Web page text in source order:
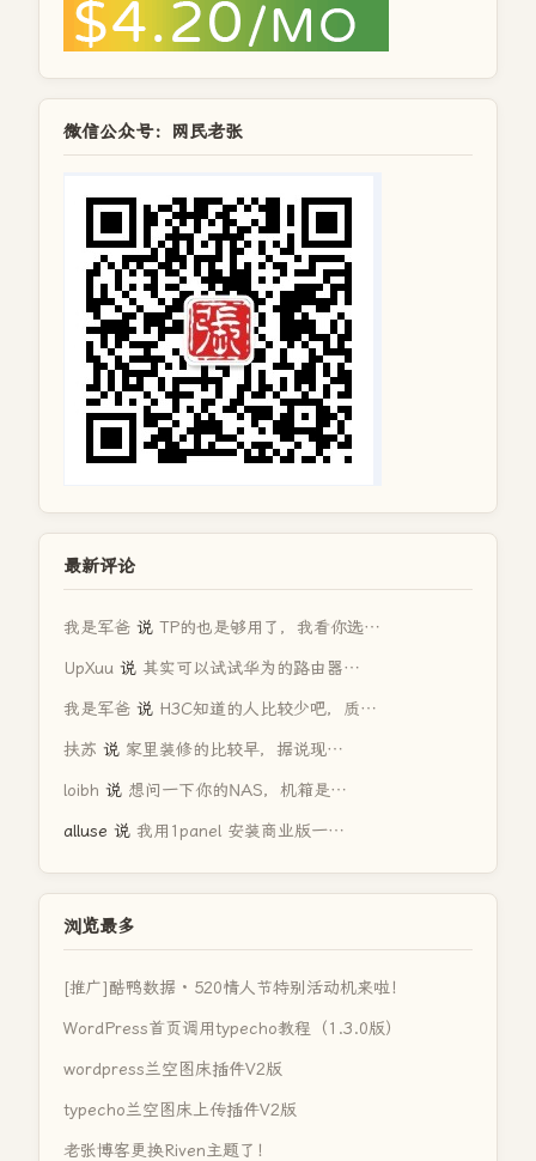
微信公众号：网民老张
最新评论
我是军爸 说 TP的也是够用了，我看你选…
UpXuu 说 其实可以试试华为的路由器…
我是军爸 说 H3C知道的人比较少吧，质…
扶苏 说 家里装修的比较早，据说现…
loibh 说 想问一下你的NAS，机箱是…
alluse 说 我用1panel 安装商业版一…
浏览最多
[推广]酷鸭数据 · 520情人节特别活动机来啦！
WordPress首页调用typecho教程（1.3.0版）
wordpress兰空图床插件V2版
typecho兰空图床上传插件V2版
老张博客更换Riven主题了！